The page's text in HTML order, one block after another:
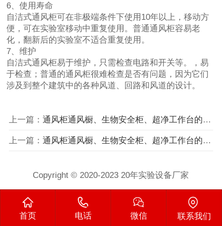
6、使用寿命
自洁式通风柜可在非极端条件下使用10年以上，移动方
便，可在实验室移动中重复使用。普通通风柜容易老
化，翻新后的实验室不适合重复使用。
7、维护
自洁式通风柜易于维护，只需检查电路和开关等。，易
于检查；普通的通风柜很难检查是否有问题，因为它们
涉及到整个建筑中的各种风道、回路和风道的设计。
上一篇： 通风柜通风橱、生物安全柜、超净工作台的区别
上一篇： 通风柜通风橱、生物安全柜、超净工作台的区别
Copyright © 2020-2023 20年实验设备厂家
首页 电话 微信 联系我们